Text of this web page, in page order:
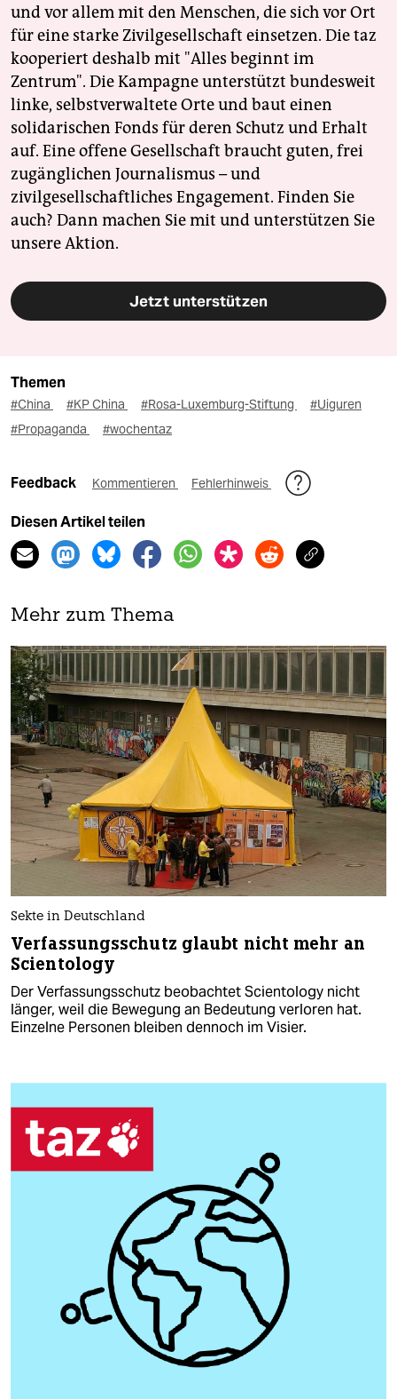
und vor allem mit den Menschen, die sich vor Ort
für eine starke Zivilgesellschaft einsetzen. Die taz
kooperiert deshalb mit "Alles beginnt im
Zentrum". Die Kampagne unterstützt bundesweit
linke, selbstverwaltete Orte und baut einen
solidarischen Fonds für deren Schutz und Erhalt
auf. Eine offene Gesellschaft braucht guten, frei
zugänglichen Journalismus – und
zivilgesellschaftliches Engagement. Finden Sie
auch? Dann machen Sie mit und unterstützen Sie
unsere Aktion.
Jetzt unterstützen
Themen
#China #KP China #Rosa-Luxemburg-Stiftung
#Uiguren
#Propaganda
#wochentaz
Feedback Kommentieren Fehlerhinweis
Diesen Artikel teilen
Mehr zum Thema
Sekte in Deutschland
Verfassungsschutz glaubt nicht mehr an
Scientology
Der Verfassungsschutz beobachtet Scientology nicht
länger, weil die Bewegung an Bedeutung verloren hat.
Einzelne Personen bleiben dennoch im Visier.